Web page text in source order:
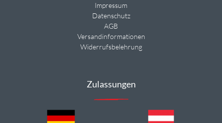
Impressum
Datenschutz
AGB
Versandinformationen
Widerrufsbelehrung
Zulassungen